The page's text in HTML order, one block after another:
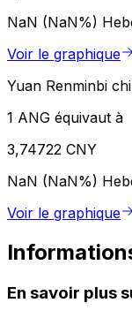
NaN (NaN%)
Voir le graphique
Yuan Renminbi
1 ANG équivaut à
3,74722 CNY
NaN (NaN%)
Voir le graphique
En savoir plus